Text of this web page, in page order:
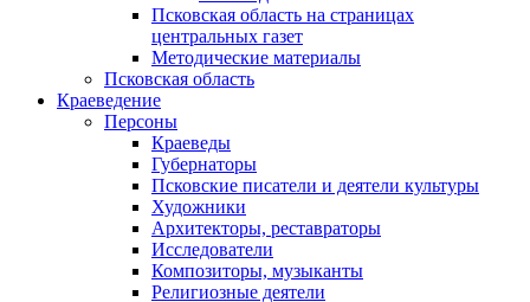
Псковская область на страницах
центральных газет
Методические материалы
Псковская область
Краеведение
Персоны
Краеведы
Губернаторы
Псковские писатели и деятели культуры
Художники
Архитекторы, реставраторы
Исследователи
Композиторы, музыканты
Религиозные деятели